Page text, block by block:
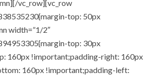
vc_row][vc_row
top: 50px
width=”1/2″
top: 30px
160px !important;padding-right: 160px
160px !important;padding-left: